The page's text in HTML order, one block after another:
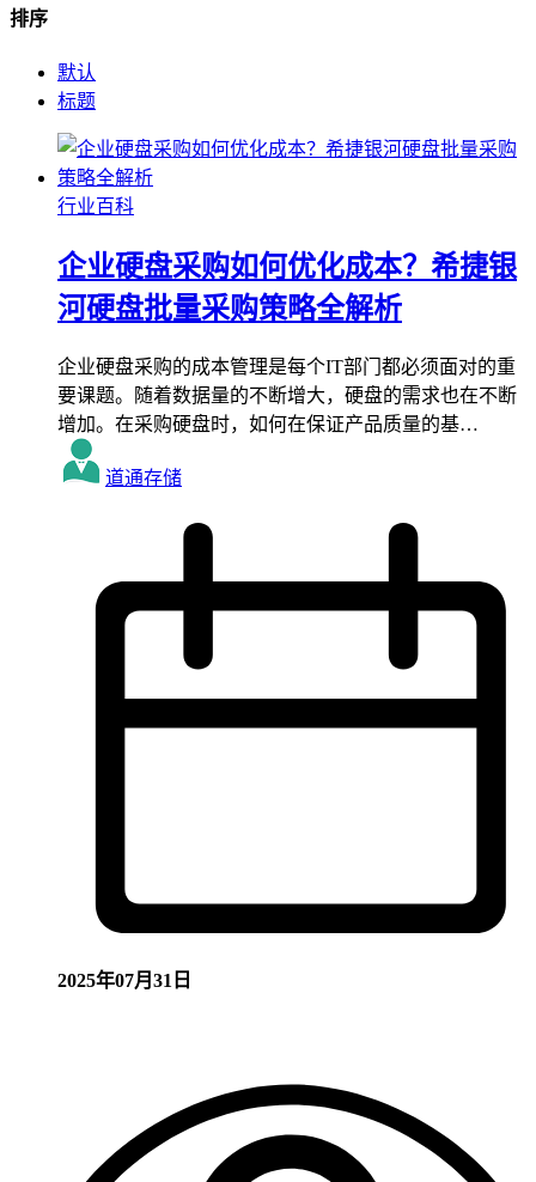
排序
默认
标题
行业百科
企业硬盘采购如何优化成本？希捷银
河硬盘批量采购策略全解析
企业硬盘采购的成本管理是每个IT部门都必须面对的重
要课题。随着数据量的不断增大，硬盘的需求也在不断
增加。在采购硬盘时，如何在保证产品质量的基…
道通存储
2025年07月31日